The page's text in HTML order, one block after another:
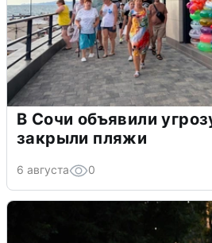
В Сочи объявили
закрыли пляжи
6 августа 0